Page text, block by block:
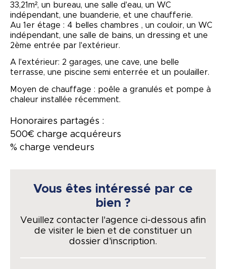
33,21m², un bureau, une salle d'eau, un WC
indépendant, une buanderie, et une chaufferie.
Au 1er étage : 4 belles chambres , un couloir, un WC
indépendant, une salle de bains, un dressing et une
2ème entrée par l'extérieur.
A l'extérieur: 2 garages, une cave, une belle
terrasse, une piscine semi enterrée et un poulailler.
Moyen de chauffage : poêle a granulés et pompe à
chaleur installée récemment.
Honoraires partagés :
500€ charge acquéreurs
% charge vendeurs
Vous êtes intéressé par ce
bien ?
Veuillez contacter l'agence ci-dessous afin
de visiter le bien et de constituer un
dossier d'inscription.